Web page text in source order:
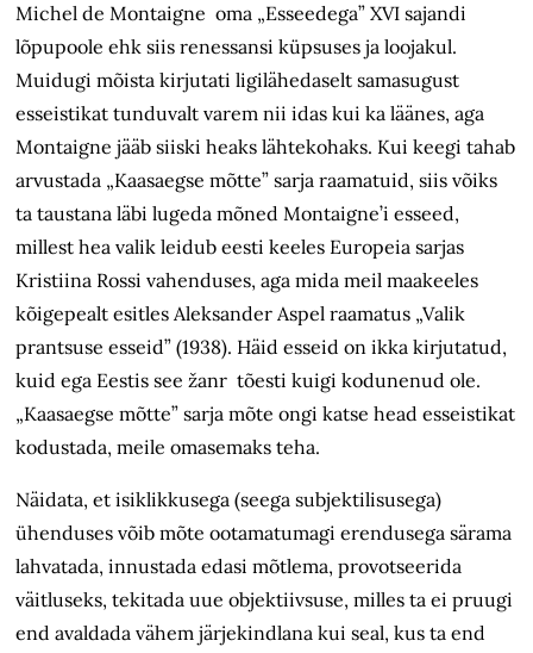
Michel de Montaigne oma „Esseedega” XVI sajandi
lõpupoole ehk siis renessansi küpsuses ja loojakul.
Muidugi mõista kirjutati ligilähedaselt samasugust
esseistikat tunduvalt varem nii idas kui ka läänes, aga
Montaigne jääb siiski heaks lähtekohaks. Kui keegi tahab
arvustada „Kaasaegse mõtte” sarja raamatuid, siis võiks
ta taustana läbi lugeda mõned Montaigne’i esseed,
millest hea valik leidub eesti keeles Europeia sarjas
Kristiina Rossi vahenduses, aga mida meil maakeeles
kõigepealt esitles Aleksander Aspel raamatus „Valik
prantsuse esseid” (1938). Häid esseid on ikka kirjutatud,
kuid ega Eestis see žanr tõesti kuigi kodunenud ole.
„Kaasaegse mõtte” sarja mõte ongi katse head esseistikat
kodustada, meile omasemaks teha.
Näidata, et isiklikkusega (seega subjektilisusega)
ühenduses võib mõte ootamatumagi erendusega särama
lahvatada, innustada edasi mõtlema, provotseerida
väitluseks, tekitada uue objektiivsuse, milles ta ei pruugi
end avaldada vähem järjekindlana kui seal, kus ta end